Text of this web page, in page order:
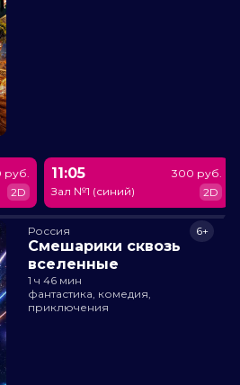
руб.
2D
11:05
Зал №1 (синий)
300 руб.
2D
Россия
Смешарики сквозь
вселенные
6+
1 ч 46 мин
фантастика, комедия,
приключения